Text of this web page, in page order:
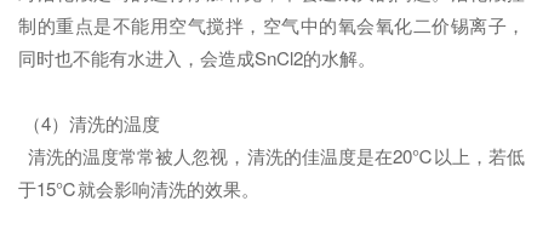
制的重点是不能用空气搅拌，空气中的氧会氧化二价锡离子，
同时也不能有水进入，会造成SnCl2的水解。
（4）清洗的温度
清洗的温度常常被人忽视，清洗的佳温度是在20℃以上，若低
于15℃就会影响清洗的效果。